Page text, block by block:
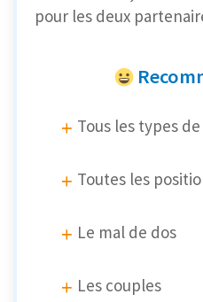
pour les deux
Tous les types
Toutes les
Le mal de dos
Les couples